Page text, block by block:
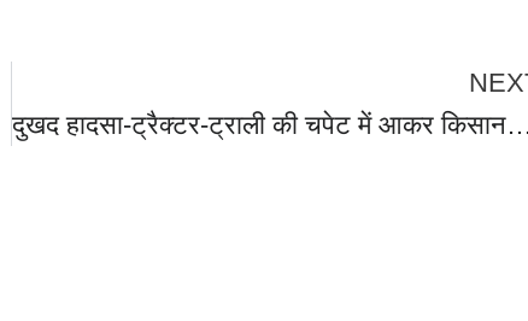
दुखद हादसा-ट्रैक्टर-ट्राली की चपेट में आकर किसान की हुई मौत ,पुलिस ने शव को कब्जे में